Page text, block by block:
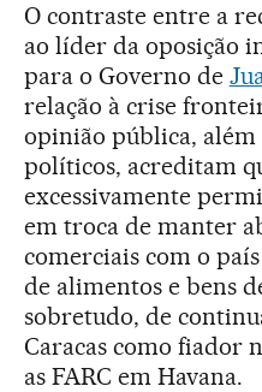
O contraste entre a
ao líder da oposição
para o Governo de
relação à crise
opinião pública, além
políticos, acreditam
excessivamente
em troca de manter
comerciais com o
de alimentos e bens
sobretudo, de
Caracas como fiador
as FARC em Havana.